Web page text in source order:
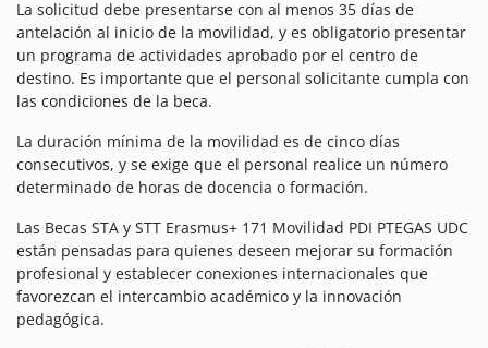
La solicitud debe presentarse con al menos 35 días de
antelación al inicio de la movilidad, y es obligatorio presentar
un programa de actividades aprobado por el centro de
destino. Es importante que el personal solicitante cumpla con
las condiciones de la beca.
La duración mínima de la movilidad es de cinco días
consecutivos, y se exige que el personal realice un número
determinado de horas de docencia o formación.
Las Becas STA y STT Erasmus+ 171 Movilidad PDI PTEGAS UDC
están pensadas para quienes deseen mejorar su formación
profesional y establecer conexiones internacionales que
favorezcan el intercambio académico y la innovación
pedagógica.